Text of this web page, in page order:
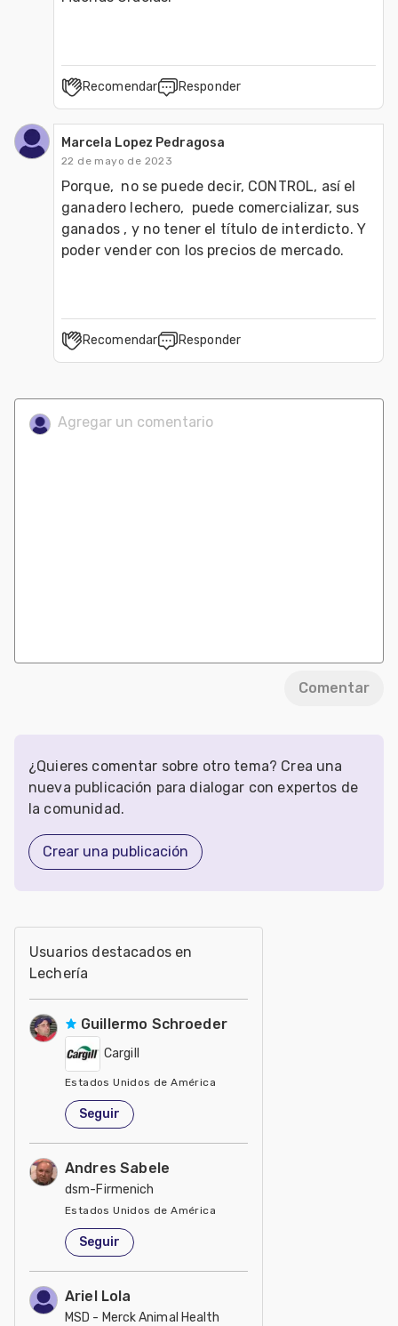
Recomendar Responder
Marcela Lopez Pedragosa
22 de mayo de 2023
Porque,  no se puede decir, CONTROL, así el
ganadero lechero,  puede comercializar, sus
ganados , y no tener el título de interdicto. Y
poder vender con los precios de mercado.
Recomendar Responder
Comentar
¿Quieres comentar sobre otro tema? Crea una
nueva publicación para dialogar con expertos de
la comunidad.
Crear una publicación
Usuarios destacados en
Lechería
Guillermo Schroeder
Cargill
Estados Unidos de América
Seguir
Andres Sabele
dsm-Firmenich
Estados Unidos de América
Seguir
Ariel Lola
MSD - Merck Animal Health